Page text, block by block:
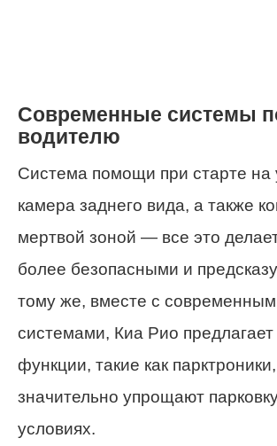
Современные системы
водителю
Система помощи при старте на
камера заднего вида, а также
мертвой зоной — все это
более безопасными и
тому же, вместе с
системами, Киа Рио
функции, такие как
значительно упрощают
условиях.